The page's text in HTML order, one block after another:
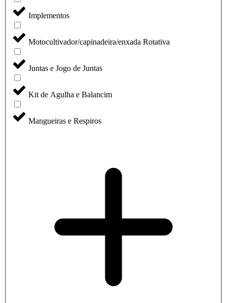
Implementos
Motocultivador/capinadeira/enxada Rotativa
Juntas e Jogo de Juntas
Kit de Agulha e Balancim
Mangueiras e Respiros